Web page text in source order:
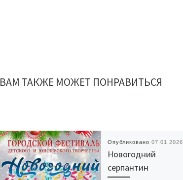
ВАМ ТАКЖЕ МОЖЕТ ПОНРАВИТЬСЯ
Опубликовано07.01.2026
Новогодний
серпантин